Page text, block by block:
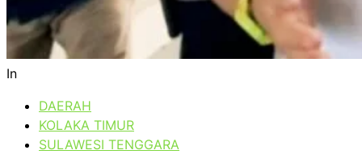
In
DAERAH
KOLAKA TIMUR
SULAWESI TENGGARA